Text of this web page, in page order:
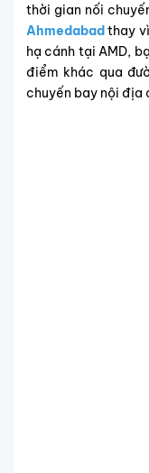
thời gian nối
Ahmedabadthay vì
hạ cánh tại AMD,
điểm khác qua
chuyến bay nội địa